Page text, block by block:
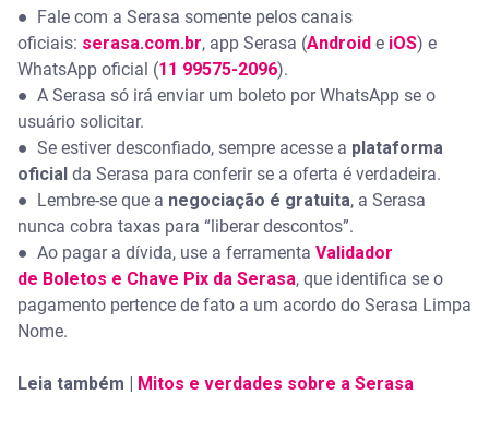
●
Fale com a Serasa somente pelos canais
oficiais: serasa.com.br, app Serasa (Android e iOS) e
WhatsApp oficial (11 99575-2096).
● A Serasa só irá enviar um boleto por WhatsApp se o
usuário solicitar.
● Se estiver desconfiado, sempre acesse a plataforma
oficial da Serasa para conferir se a oferta é verdadeira.
●
Lembre-se que a negociação é gratuita, a Serasa
nunca cobra taxas para “liberar descontos”.
● Ao pagar a dívida, use a ferramenta Validador
de Boletos e Chave Pix da Serasa, que identifica se o
pagamento pertence de fato a um acordo do Serasa Limpa
Nome.
Leia também | Mitos e verdades sobre a Serasa